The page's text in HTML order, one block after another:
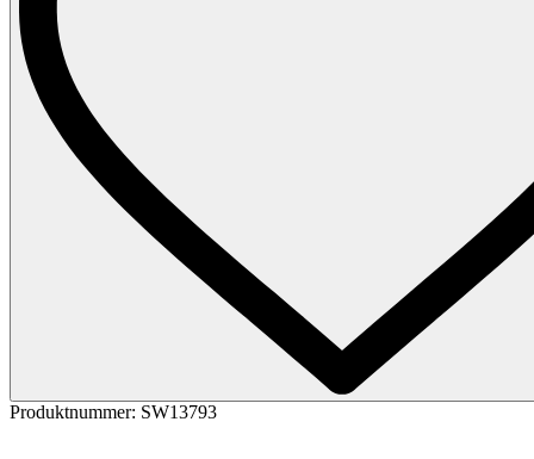
Produktnummer: SW13793